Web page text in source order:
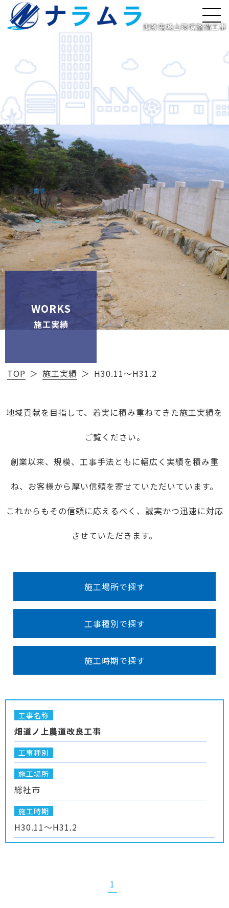
史跡鬼城山環境整備工事
WORKS
施工実績
TOP 施工実績 H30.11～H31.2
地域貢献を目指して、着実に積み重ねてきた施工実績を
ご覧ください。
創業以来、規模、工事手法ともに幅広く実績を積み重
ね、お客様から厚い信頼を寄せていただいています。
これからもその信頼に応えるべく、誠実かつ迅速に対応
させていただきます。
施工場所で探す
工事種別で探す
施工時期で探す
工事名称
畑道ノ上農道改良工事
工事種別
施工場所
総社市
施工時期
H30.11～H31.2
1